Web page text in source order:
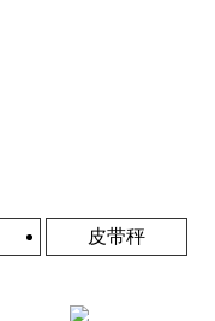
皮带秤